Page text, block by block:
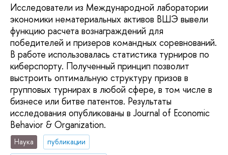
Исследователи из Международной лаборатории
экономики нематериальных активов ВШЭ вывели
функцию расчета вознаграждений для
победителей и призеров командных соревнований.
В работе использовалась статистика турниров по
киберспорту. Полученный принцип позволит
выстроить оптимальную структуру призов в
групповых турнирах в любой сфере, в том числе в
бизнесе или битве патентов. Результаты
исследования опубликованы в Journal of Economic
Behavior & Organization.
Наука
публикации